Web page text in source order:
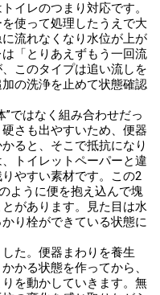
イレのつまり対応です。
使って処理したうえで大
流れなくなり水位が上が
「とりあえずもう一回流
このタイプは追い流しを
の洗浄を止めて状態確認
”ではなく組み合わせだっ
さも出やすいため、便器
ると、そこで抵抗になり
トイレットペーパーと違
やすい素材です。この2
ように便を抱え込んで塊
があります。見た目は水
り栓ができている状態に
た。便器まわりを養生
かる状態を作ってから、
を動かしていきます。無